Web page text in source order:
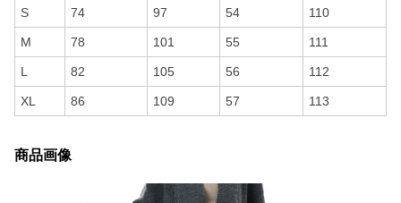
S 74 97 54 110
M 78 101 55 111
L 82 105 56 112
XL 86 109 57 113
商品画像